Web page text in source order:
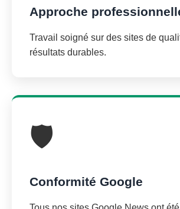
Approche
Travail soigné sur des sites de
résultats durables.
🛡️
Conformité Google